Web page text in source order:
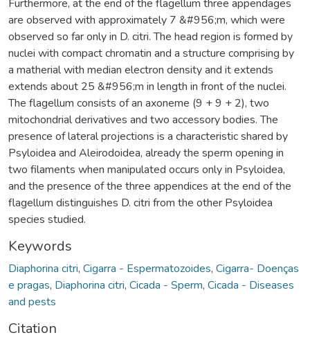
Furthermore, at the end of the flagellum three appendages
are observed with approximately 7 &#956;m, which were
observed so far only in D. citri. The head region is formed by
nuclei with compact chromatin and a structure comprising by
a matherial with median electron density and it extends
extends about 25 &#956;m in length in front of the nuclei.
The flagellum consists of an axoneme (9 + 9 + 2), two
mitochondrial derivatives and two accessory bodies. The
presence of lateral projections is a characteristic shared by
Psyloidea and Aleirodoidea, already the sperm opening in
two filaments when manipulated occurs only in Psyloidea,
and the presence of the three appendices at the end of the
flagellum distinguishes D. citri from the other Psyloidea
species studied.
Keywords
Diaphorina citri, Cigarra - Espermatozoides, Cigarra- Doenças
e pragas, Diaphorina citri, Cicada - Sperm, Cicada - Diseases
and pests
Citation